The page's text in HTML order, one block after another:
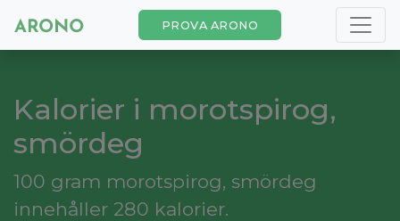
PROVA ARONO
Kalorier i morotspirog,
smördeg
100 gram morotspirog, smördeg
innehåller 280 kalorier.